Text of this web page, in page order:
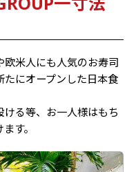
欧米人にも人気のお寿司
にオープンした日本食
る等、お一人様はもち
す。